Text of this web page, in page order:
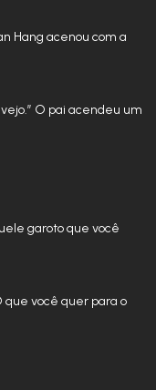
Hang acenou com a
O pai acendeu um
garoto que você
que você quer para o